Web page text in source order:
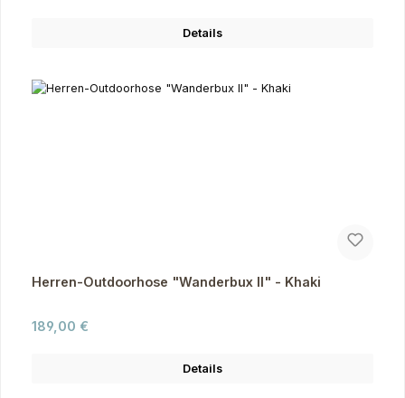
Details
Herren-Outdoorhose "Wanderbux II" - Khaki
Regulärer Preis:
189,00 €
Details